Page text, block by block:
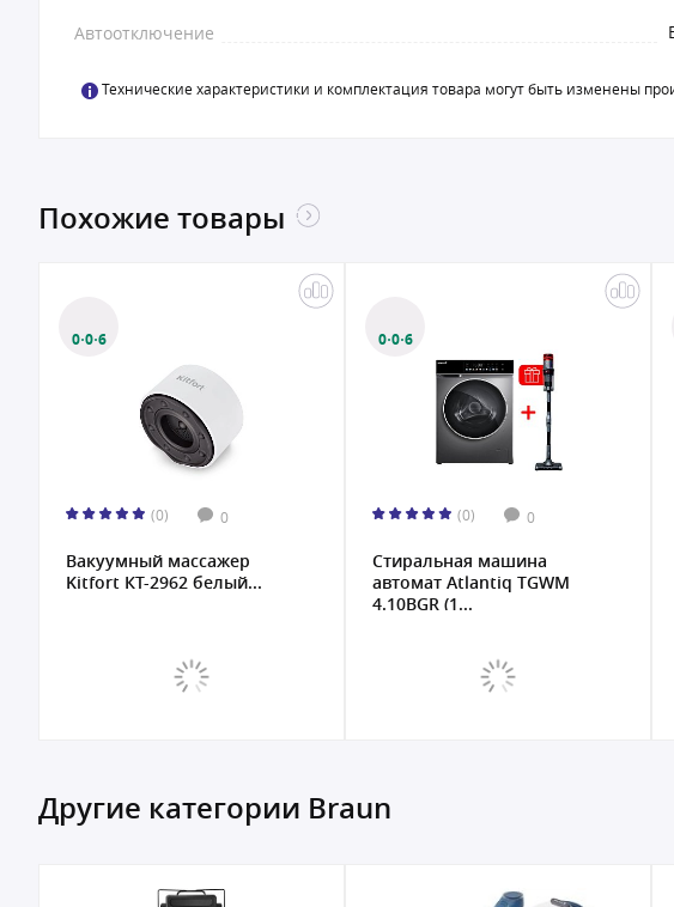
Автоотключение
Технические характеристики и комплектация товара могут быть изменены
Похожие товары
0·0·6
(0) 0
Вакуумный массажер
Kitfort КТ-2962 белый...
0·0·6
(0) 0
Стиральная машина
автомат Atlantiq TGWM
4.10BGR (1...
Другие категории Braun